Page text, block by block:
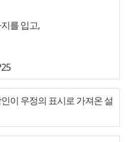
를 입고,
이 우정의 표시로 가져온 설